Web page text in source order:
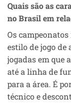
Quais são as
no Brasil em
Os
estilo de jogo de
jogadas em que
até a linha de
para a área. É
técnico e